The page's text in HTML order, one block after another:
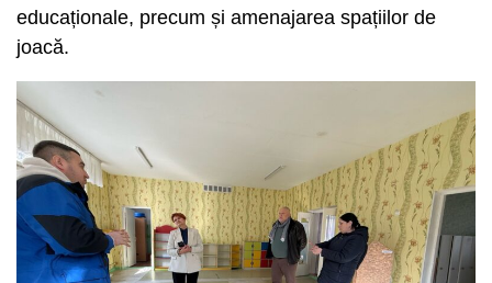
educaționale, precum și amenajarea spațiilor de
joacă.